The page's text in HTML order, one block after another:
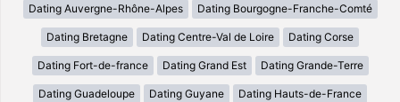
Dating Auvergne-Rhône-Alpes Dating Bourgogne-Franche-Comté
Dating Bretagne Dating Centre-Val de Loire Dating Corse
Dating Fort-de-france Dating Grand Est Dating Grande-Terre
Dating Guadeloupe Dating Guyane Dating Hauts-de-France